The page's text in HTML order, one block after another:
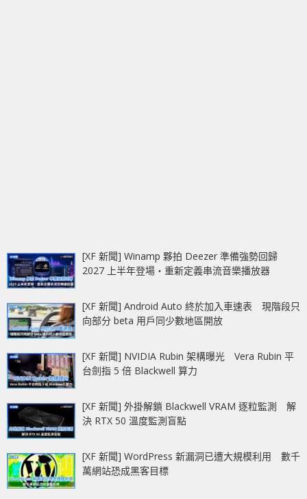
[XF 新聞] Winamp 夥拍 Deezer 準備強勢回歸
2027 上半年登場‧重新定義串流音樂播放器
[XF 新聞] Android Auto 終於加入車速表 現階段只
向部分 beta 用戶同少數地區開放
[XF 新聞] NVIDIA Rubin 架構曝光 Vera Rubin 平
台劍指 5 倍 Blackwell 算力
[XF 新聞] 外掛解鎖 Blackwell VRAM 逐粒監測 解
決 RTX 50 溫度監測盲點
[XF 新聞] WordPress 新漏洞已遭大規模利用 數千
萬網站恐成黑客目標